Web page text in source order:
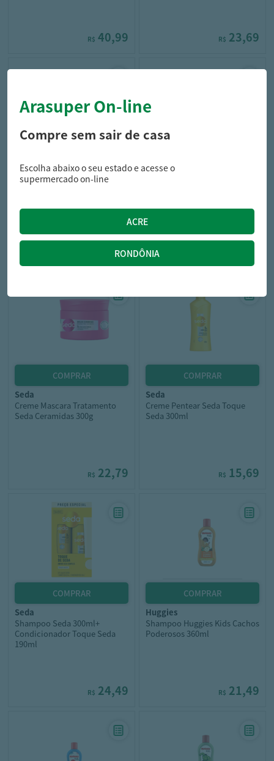
R$ 40,99 R$ 23,69
elseve
Cr Serum Elseve Liso dos
53,99
seda
Creme Mascara Tratamento
Seda Ceramidas 300g
R$ 22,79
seda
Creme Pentear Seda Toque
Seda 300ml
R$ 15,69
seda
Shampoo Seda 300ml+
Condicionador Toque Seda
190ml
R$ 24,49
huggies
Shampoo Huggies Kids Cachos
Poderosos 360ml
R$ 21,49
Arasuper On-line
Compre sem sair de casa
Escolha abaixo o seu estado e acesse o
supermercado on-line